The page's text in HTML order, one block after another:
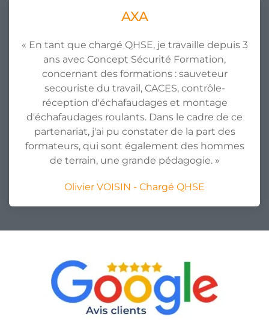
AXA
« En tant que chargé QHSE, je travaille depuis 3
ans avec Concept Sécurité Formation,
concernant des formations : sauveteur
secouriste du travail, CACES, contrôle-
réception d'échafaudages et montage
d'échafaudages roulants. Dans le cadre de ce
partenariat, j'ai pu constater de la part des
formateurs, qui sont également des hommes
de terrain, une grande pédagogie. »
Olivier VOISIN - Chargé QHSE